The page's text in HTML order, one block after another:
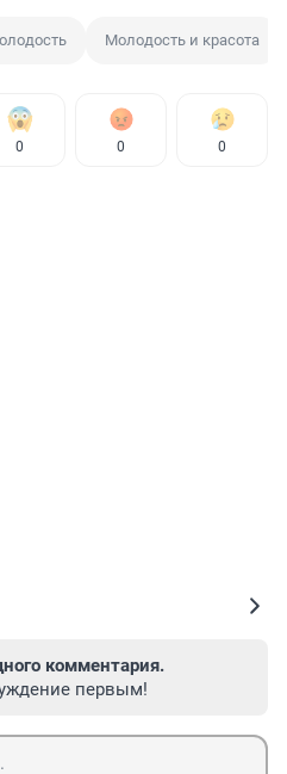
Молодость и красота
0 0 0
комментария.
первым!